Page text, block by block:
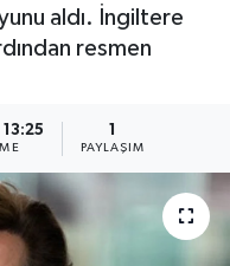
aldı. İngiltere
resmen
1
PAYLAŞIM